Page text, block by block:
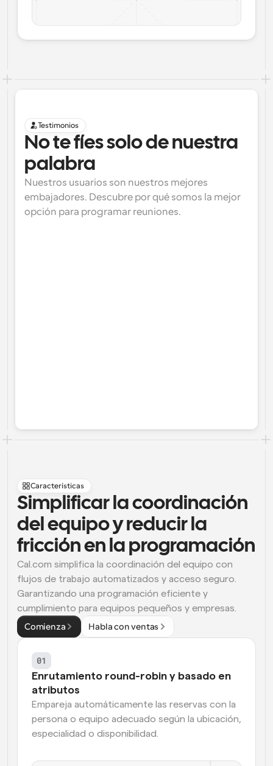
Testimonios
No te fíes solo de nuestra
palabra
Nuestros usuarios son nuestros mejores
embajadores. Descubre por qué somos la mejor
opción para programar reuniones.
Características
Simplificar la coordinación
del equipo y reducir la
fricción en la programación
Cal.com simplifica la coordinación del equipo con
flujos de trabajo automatizados y acceso seguro.
Garantizando una programación eficiente y
cumplimiento para equipos pequeños y empresas.
Comienza
Habla con ventas
01
Enrutamiento round-robin y basado en
atributos
Empareja automáticamente las reservas con la
persona o equipo adecuado según la ubicación,
especialidad o disponibilidad.